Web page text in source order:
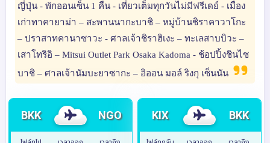
ญี่ปุ่น - พักออนเซ็น 1 คืน - เที่ยวเต็มทุกวันไม่มีฟรีเดย์ - เมือง
เก่าทาคายาม่า – สะพานนากะบาชิ – หมู่บ้านชิราคาวาโกะ
– ปราสาทคานาซาวะ - ศาลเจ้าชิราฮิเงะ – ทะเลสาบบิวะ –
เสาโทริอิ – Mitsui Outlet Park Osaka Kadoma - ช้อปปิ้งชินไซ
บาชิ – ศาลเจ้านัมบะยาซากะ – อิออน มอล์ ริงกุ เซ็นนัน
BKK NGO KIX BKK